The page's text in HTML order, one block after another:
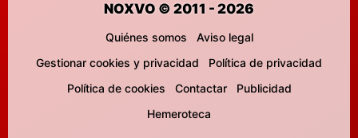
NOXVO © 2011 - 2026
Quiénes somos
Aviso legal
Gestionar cookies y privacidad
Política de privacidad
Política de cookies
Contactar
Publicidad
Hemeroteca